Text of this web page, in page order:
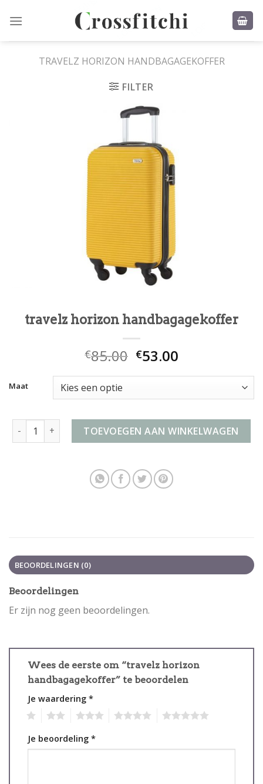
TRAVELZ HORIZON HANDBAGAGEKOFFER
FILTER
travelz horizon handbagagekoffer
€85.00 €53.00
Maat
travelz horizon handbagagekoffer aantal
TOEVOEGEN AAN WINKELWAGEN
BEOORDELINGEN (0)
Beoordelingen
Er zijn nog geen beoordelingen.
Wees de eerste om “travelz horizon
handbagagekoffer” te beoordelen
Je waardering *
Je beoordeling *